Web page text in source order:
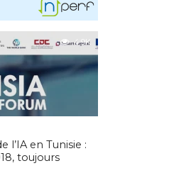
4.9K
l’IA en Tunisie :
toujours